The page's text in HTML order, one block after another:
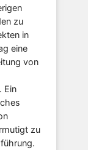
zu
in
eine
von
Ein
zu